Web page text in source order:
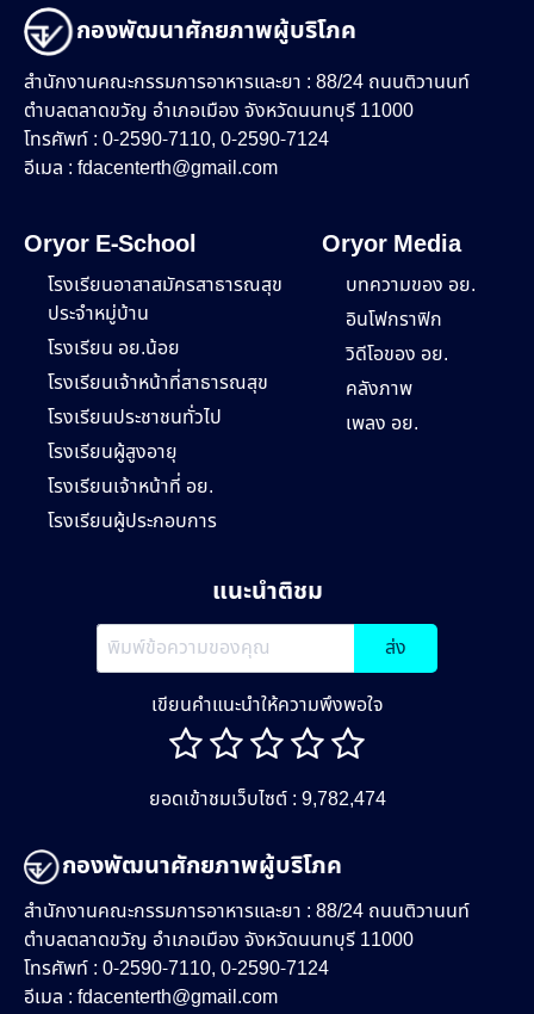
กองพัฒนาศักยภาพผู้บริโภค
สำนักงานคณะกรรมการอาหารและยา : 88/24 ถนนติวานนท์
ตำบลตลาดขวัญ อำเภอเมือง จังหวัดนนทบุรี 11000
โทรศัพท์ : 0-2590-7110, 0-2590-7124
อีเมล : fdacenterth@gmail.com
Oryor E-School
โรงเรียนอาสาสมัครสาธารณสุข
ประจำหมู่บ้าน
โรงเรียน อย.น้อย
โรงเรียนเจ้าหน้าที่สาธารณสุข
โรงเรียนประชาชนทั่วไป
โรงเรียนผู้สูงอายุ
โรงเรียนเจ้าหน้าที่ อย.
โรงเรียนผู้ประกอบการ
Oryor Media
บทความของ อย.
อินโฟกราฟิก
วิดีโอของ อย.
คลังภาพ
เพลง อย.
แนะนำติชม
ส่ง
เขียนคำแนะนำให้ความพึงพอใจ
ยอดเข้าชมเว็บไซต์ : 9,782,474
กองพัฒนาศักยภาพผู้บริโภค
สำนักงานคณะกรรมการอาหารและยา : 88/24 ถนนติวานนท์
ตำบลตลาดขวัญ อำเภอเมือง จังหวัดนนทบุรี 11000
โทรศัพท์ : 0-2590-7110, 0-2590-7124
อีเมล : fdacenterth@gmail.com